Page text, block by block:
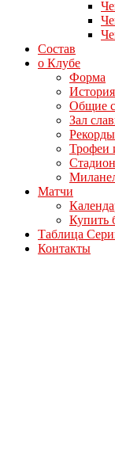
Состав
о Клубе
Форма
Общие
Зал
Трофеи
Матчи
Купить
Таблица
Контакты